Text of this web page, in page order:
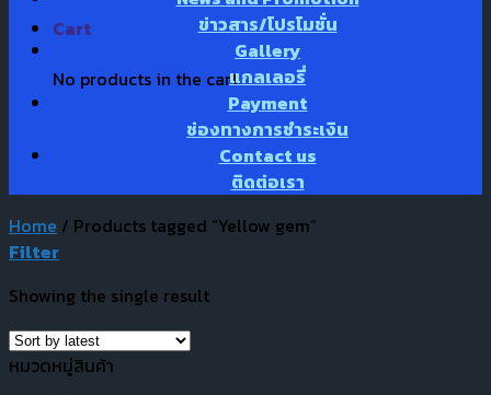
Cart
No products in the cart.
ข่าวสาร/โปรโมชั่น
Gallery
แกลเลอรี่
Payment
ช่องทางการชำระเงิน
Contact us
ติดต่อเรา
Home / Products tagged “Yellow gem”
Filter
Showing the single result
หมวดหมู่สินค้า